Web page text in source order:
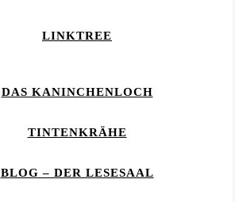
LINKTREE
DAS KANINCHENLOCH
TINTENKRÄHE
BLOG – DER LESESAAL